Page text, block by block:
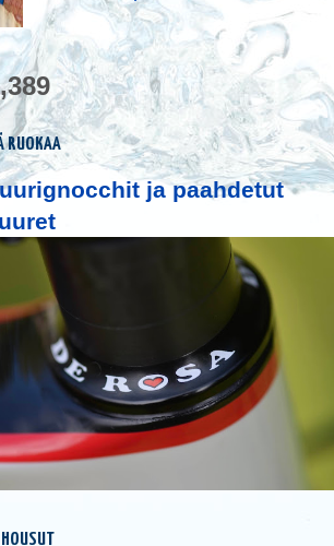
RUOKAA
ja paahdetut